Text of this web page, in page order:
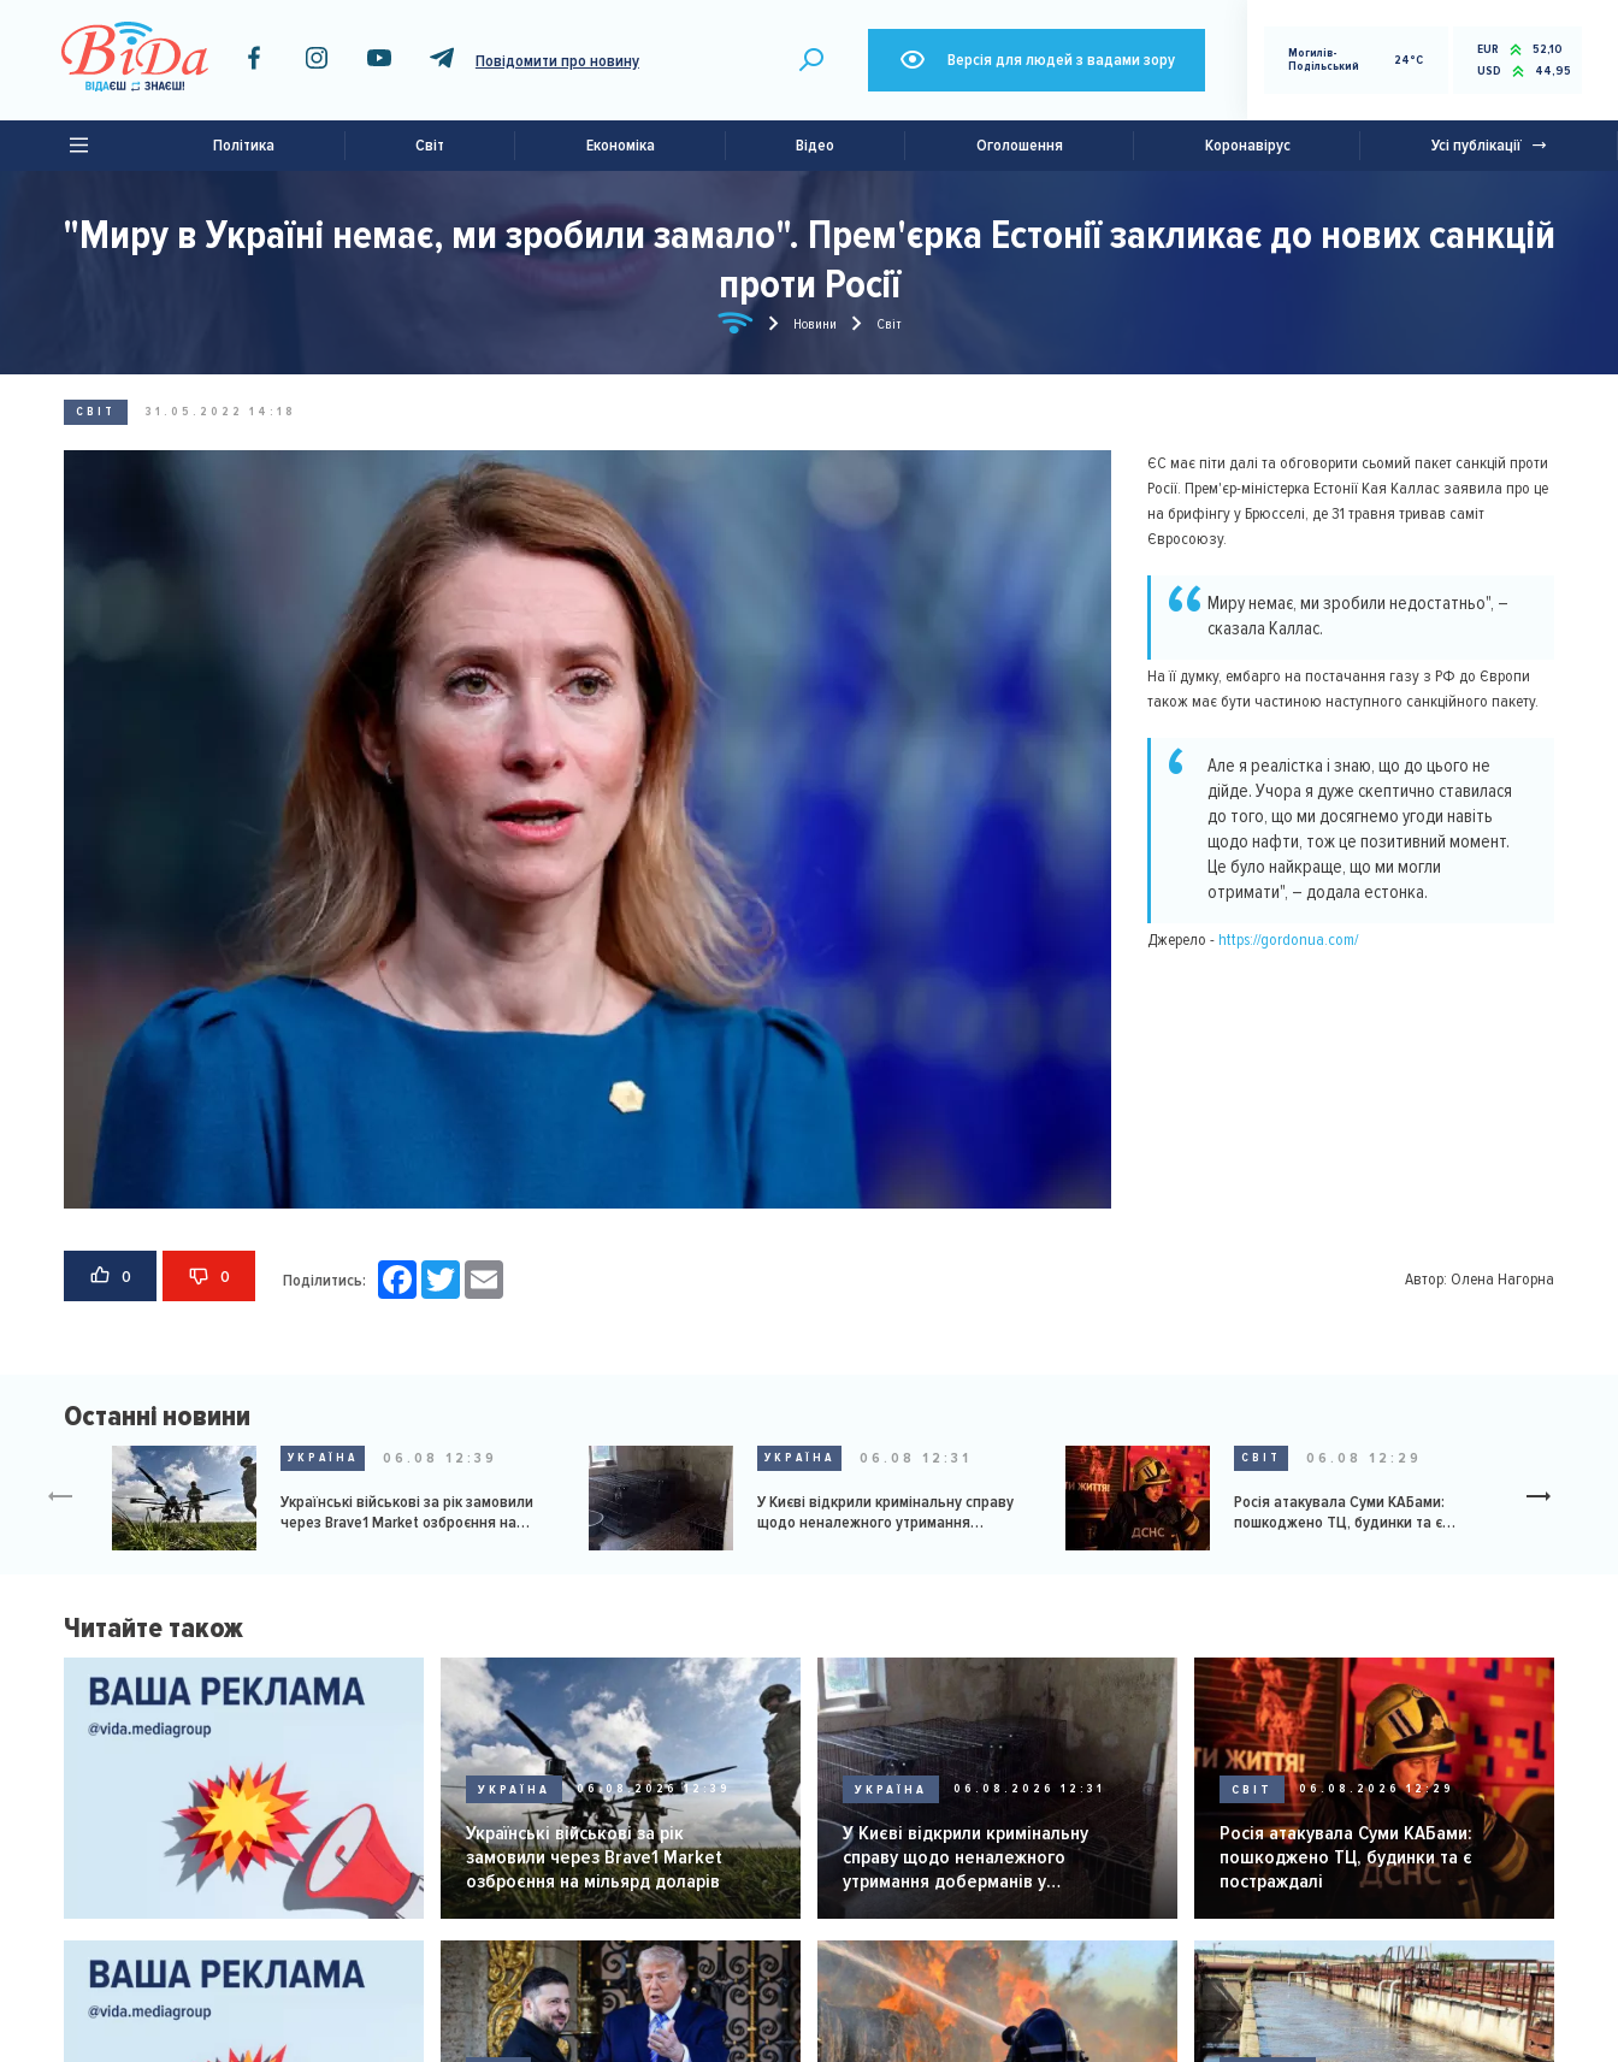
Повідомити про новину Версія для людей з вадами зору
Могилів-
Подільський
24°C
EUR
52,10
USD
44,95
Політика Світ Економіка Відео Оголошення Коронавірус Усі публікації
"Миру в Україні немає, ми зробили замало". Прем'єрка Естонії закликає до нових санкцій
проти Росії
Новини Світ
СВІТ 31.05.2022 14:18
ЄС має піти далі та обговорити сьомий пакет санкцій проти
Росії. Прем'єр-міністерка Естонії Кая Каллас заявила про це
на брифінгу у Брюсселі, де 31 травня тривав саміт
Євросоюзу.
Миру немає, ми зробили недостатньо", –
сказала Каллас.
На її думку, ембарго на постачання газу з РФ до Європи
також має бути частиною наступного санкційного пакету.
Але я реалістка і знаю, що до цього не
дійде. Учора я дуже скептично ставилася
до того, що ми досягнемо угоди навіть
щодо нафти, тож це позитивний момент.
Це було найкраще, що ми могли
отримати", – додала естонка.
Джерело -https://gordonua.com/
0 0 Поділитись: FacebookTwitter Автор: Олена Нагорна
Останні новини
УКРАЇНА 06.08 12:39
Українські військові за рік замовили
через Brave1 Market озброєння на
УКРАЇНА 06.08 12:31
У Києві відкрили кримінальну справу
щодо неналежного утримання
СВІТ 06.08 12:29
Росія атакувала Суми КАБами:
пошкоджено ТЦ, будинки та є
Читайте також
УКРАЇНА 06.08.2026 12:39
Українські військові за рік
замовили через Brave1 Market
озброєння на мільярд доларів
УКРАЇНА 06.08.2026 12:31
У Києві відкрили кримінальну
справу щодо неналежного
утримання доберманів у
розпліднику
СВІТ 06.08.2026 12:29
Росія атакувала Суми КАБами:
пошкоджено ТЦ, будинки та є
постраждалі